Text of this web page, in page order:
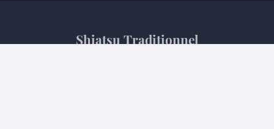
Shiatsu Traditionnel